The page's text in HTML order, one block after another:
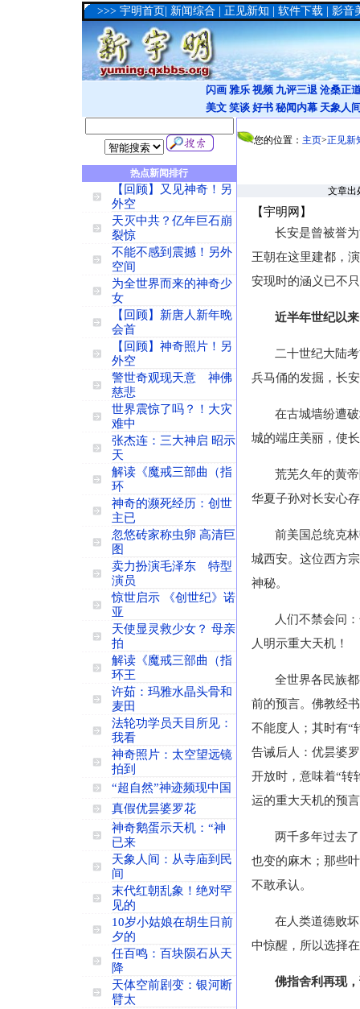
>>> 宇明首页 新闻综合 正见新知 软件下载 影音
闪画 雅乐 视频 九评三退 沧桑正
美文 笑谈 好书 秘闻内幕 天象人
热点新闻排行
【回顾】又见神奇！另
外空
天灭中共？亿年巨石崩
裂惊
不能不感到震撼！另外
空间
为全世界而来的神奇少
女
【回顾】新唐人新年晚
会首
【回顾】神奇照片！另
外空
警世奇观现天意 神佛
慈悲
世界震惊了吗？！大灾
难中
张杰连：三大神启 昭示
天
解读《魔戒三部曲（指
环
神奇的濒死经历：创世
主已
忽悠砖家称虫卵 高清巨
图
卖力扮演毛泽东 特型
演员
惊世启示 《创世纪》诺
亚
天使显灵救少女？ 母亲
拍
解读《魔戒三部曲（指
环王
许茹：玛雅水晶头骨和
麦田
法轮功学员天目所见：
我看
神奇照片：太空望远镜
拍到
“超自然”神迹频现中国
真假优昙婆罗花
神奇鹅蛋示天机：“神
已来
天象人间：从寺庙到民
间
末代红朝乱象！绝对罕
见的
10岁小姑娘在胡生日前
夕的
任百鸣：百块陨石从天
降
天体空前剧变：银河断
臂太
您的位置： 主页>正见新
文章出
【宇明网】
长安是曾被誉
王朝在这里建都，
安现时的涵义已不
近半年世纪以
二十世纪大陆
兵马俑的发掘，长
在古城墙纷遭
城的端庄美丽，使
荒芜久年的黄
华夏子孙对长安心
前美国总统克
城西安。这位西方
神秘。
人们不禁会问
人明示重大天机！
全世界各民族
前的预言。佛教经
不能度人；其时有“
告诫后人：优昙婆
开放时，意味着“转
运的重大天机的预
两千多年过去
也变的麻木；那些
不敢承认。
在人类道德败
中惊醒，所以选择
佛指舍利再现